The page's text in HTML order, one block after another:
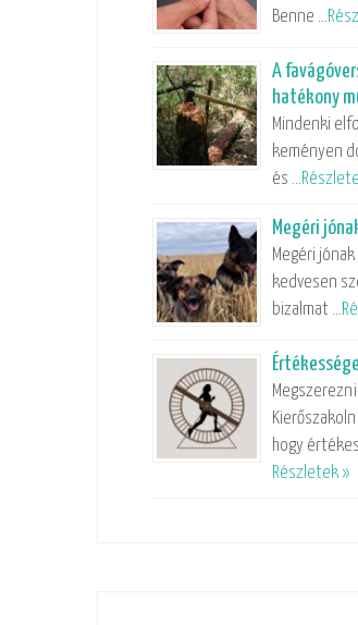
Benne …
A
hatékony
Mindenki
keményen
és …
Megéri
Megéri
kedvesen
bizalmat …
hogy
Részletek »